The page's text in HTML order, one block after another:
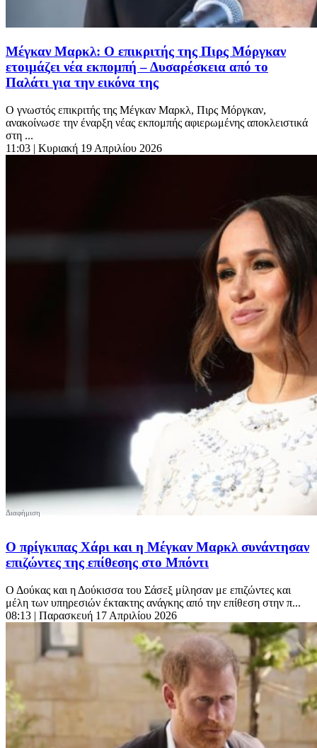
Μέγκαν Μαρκλ: Ο επικριτής της Πιρς Μόργκαν
ετοιμάζει νέα εκπομπή – Δυσαρέσκεια από το
Παλάτι για την εικόνα της
Ο γνωστός επικριτής της Μέγκαν Μαρκλ, Πιρς Μόργκαν,
ανακοίνωσε την έναρξη νέας εκπομπής αφιερωμένης αποκλειστικά
στη ...
11:03 | Κυριακή 19 Απριλίου 2026
Ο πρίγκιπας Χάρι και η Μέγκαν Μαρκλ συνάντησαν
επιζώντες της επίθεσης στο Μπόντι
Ο Δούκας και η Δούκισσα του Σάσεξ μίλησαν με επιζώντες και
μέλη των υπηρεσιών έκτακτης ανάγκης από την επίθεση στην π...
08:13 | Παρασκευή 17 Απριλίου 2026